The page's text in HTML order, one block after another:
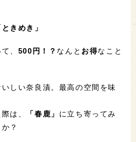
きめき」
、 500円！？ なんと お得なこと
しい奈良漬。最高の空間を味
は、
「春鹿」 に立ち寄ってみ
？